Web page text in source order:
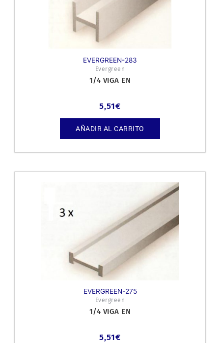
EVERGREEN-283
Evergreen
1/4 VIGA EN
5,51€
AÑADIR AL CARRITO
EVERGREEN-275
Evergreen
1/4 VIGA EN
5,51€